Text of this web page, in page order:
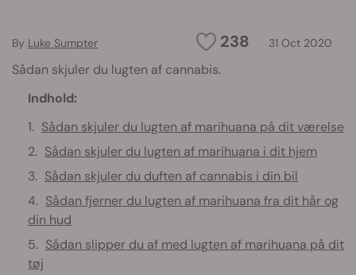
238 31 Oct 2020
By Luke Sumpter
Sådan skjuler du lugten af cannabis.
Indhold:
Sådan skjuler du lugten af marihuana på dit værelse
Sådan skjuler du lugten af marihuana i dit hjem
Sådan skjuler du duften af cannabis i din bil
Sådan fjerner du lugten af marihuana fra dit hår og
din hud
Sådan slipper du af med lugten af marihuana på dit
tøj